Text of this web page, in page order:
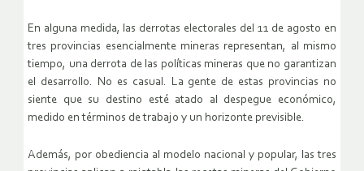
En alguna medida, las derrotas electorales del 11 de agosto en
tres provincias esencialmente mineras representan, al mismo
tiempo, una derrota de las políticas mineras que no garantizan
el desarrollo. No es casual. La gente de estas provincias no
siente que su destino esté atado al despegue económico,
medido en términos de trabajo y un horizonte previsible.
Además, por obediencia al modelo nacional y popular, las tres